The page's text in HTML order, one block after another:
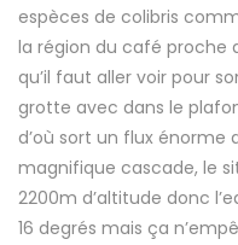
espèces de colibris
la région du café proche
qu’il faut aller voir pour
grotte avec dans le
d’où sort un flux énorme
magnifique cascade, le
2200m d’altitude donc
16 degrés mais ça